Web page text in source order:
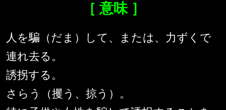
［ 意味 ］
人を騙（だま）して、または、力ずくで
連れ去る。
誘拐する。
さらう（攫う、掠う）。